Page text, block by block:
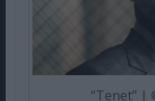
“Tenet” |